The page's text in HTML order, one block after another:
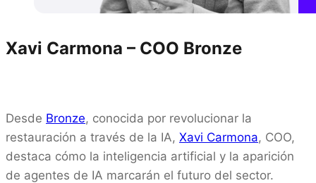
Xavi Carmona – COO Bronze
Desde Bronze, conocida por revolucionar la
restauración a través de la IA, Xavi Carmona, COO,
destaca cómo la inteligencia artificial y la aparición
de agentes de IA marcarán el futuro del sector.